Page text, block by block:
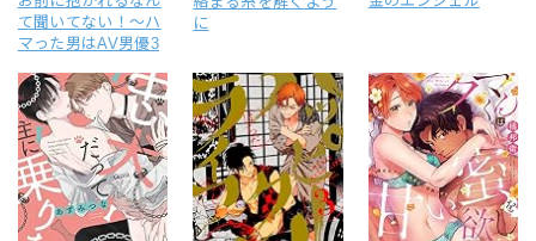
て聞いてない！～ハ
マった男はAV男優3
に